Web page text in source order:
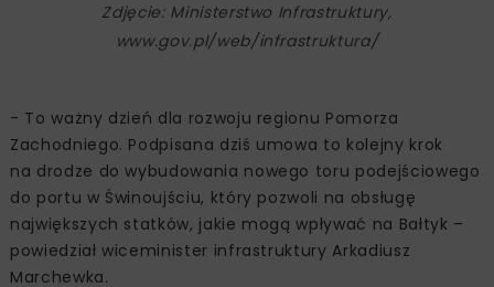
Zdjęcie: Ministerstwo Infrastruktury,
www.gov.pl/web/infrastruktura/
- To ważny dzień dla rozwoju regionu Pomorza
Zachodniego. Podpisana dziś umowa to kolejny krok
na drodze do wybudowania nowego toru podejściowego
do portu w Świnoujściu, który pozwoli na obsługę
największych statków, jakie mogą wpływać na Bałtyk –
powiedział wiceminister infrastruktury Arkadiusz
Marchewka.